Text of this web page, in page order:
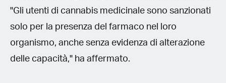
"Gli utenti di cannabis medicinale sono sanzionati
solo per la presenza del farmaco nel loro
organismo, anche senza evidenza di alterazione
delle capacità," ha affermato.